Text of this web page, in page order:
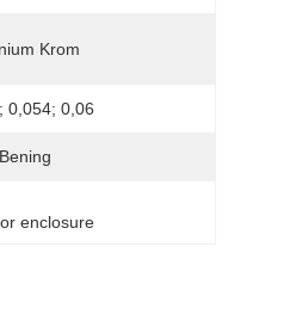
Krom
0,054; 0,06
enclosure